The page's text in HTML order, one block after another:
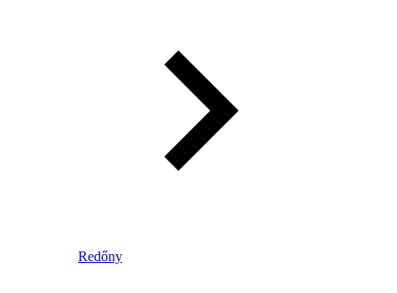
Redőny